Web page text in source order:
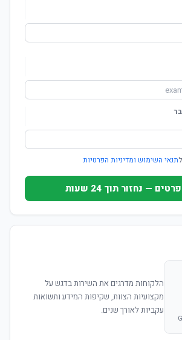
תנאי השימוש ומדיניות הפרטיות
— נחזור תוך 24 שעות
הלקוחות מדרגים את השירות בדגש על
מקצועיות הצוות, שקיפות המידע ותשואות
עקביות לאורך שנים.